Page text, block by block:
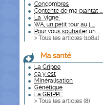
Concombres
Contente de ma plantat ...
La "vigne"
WA, un petit tour au j ...
Pour vous souhaiter un ...
> Tous les articles (1084)
Ma santé
La Grippe
ça y est
Minéralisation
Génétique
La GRIPPE
> Tous les articles (8)